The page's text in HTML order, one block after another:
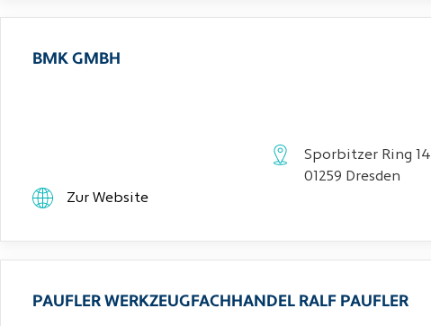
BMK GMBH
Sporbitzer Ring 14
01259 Dresden
Zur Website
PAUFLER WERKZEUGFACHHANDEL RALF PAUFLER